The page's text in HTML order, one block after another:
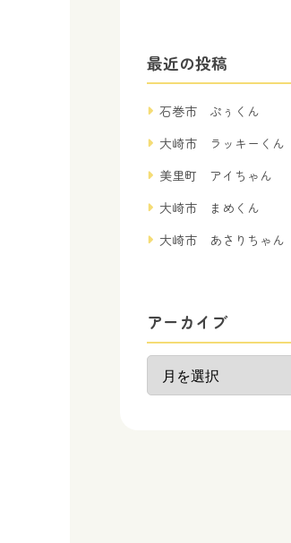
最近の投稿
石巻市 ぷぅくん
大崎市 ラッキーくん
美里町 アイちゃん
大崎市 まめくん
大崎市 あさりちゃん
アーカイブ
ー